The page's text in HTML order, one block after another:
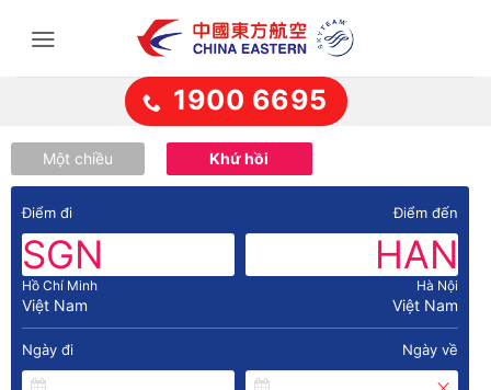
dung
1900 6695
Một chiều Khứ hồi
Điểm đi Điểm đến
SGN
Hồ Chí Minh
Việt Nam
HAN
Hà Nội
Việt Nam
Ngày đi Ngày về